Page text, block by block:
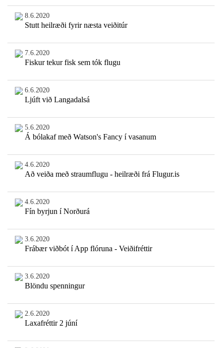
8.6.2020
Stutt heilræði fyrir næsta veiðitúr
7.6.2020
Fiskur tekur fisk sem tók flugu
6.6.2020
Ljúft við Langadalsá
5.6.2020
Á bólakaf með Watson's Fancy í vasanum
4.6.2020
Að veiða með straumflugu - heilræði frá Flugur.is
4.6.2020
Fín byrjun í Norðurá
3.6.2020
Frábær viðbót í App flóruna - Veiðifréttir
3.6.2020
Blöndu spenningur
2.6.2020
Laxafréttir 2 júní